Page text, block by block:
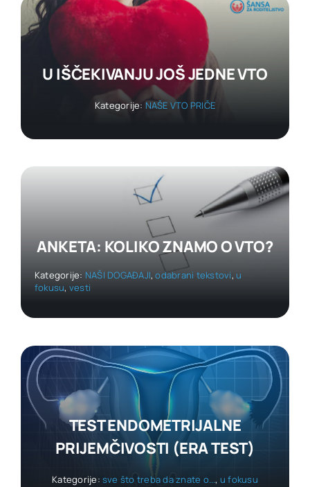
U IŠČEKIVANJU JOŠ JEDNE VTO
Kategorije: NAŠE VTO PRIČE
ANKETA: KOLIKO ZNAMO O VTO?
Kategorije: NAŠI DOGAĐAJI,odabrani tekstovi,u
fokusu, vesti
TEST ENDOMETRIJALNE
PRIJEMČIVOSTI (ERA TEST)
Kategorije: sve što treba da znate o..., u fokusu